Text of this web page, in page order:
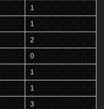
1
1
2
0
1
1
3